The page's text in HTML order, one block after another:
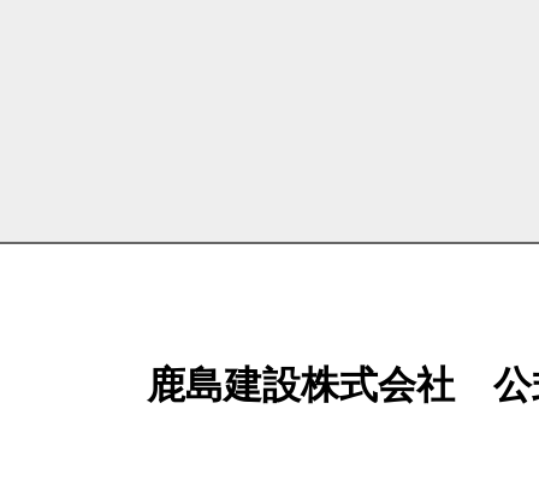
鹿島建設株式会社